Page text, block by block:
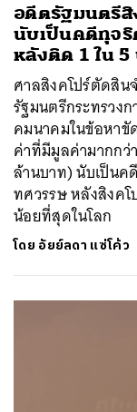
อดีตรัฐมนตรีสิ
นับเป็นคดีทุจริ
หลังติด 1 ใน 5
ศาลสิงคโปร์ตัดสิน
รัฐมนตรีกระทรวง
คมนาคมในข้อหาขั
ค่าที่มีมูลค่ามากกว่
ล้านบาท) นับเป็นค
ทศวรรษ หลังสิงค
น้อยที่สุดในโลก
โดย อัยย์ลดา แซ่โค้ว